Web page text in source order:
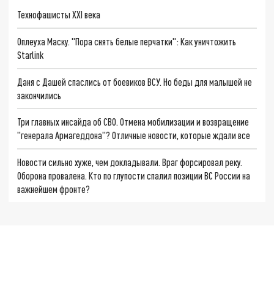
Технофашисты XXI века
Оплеуха Маску. "Пора снять белые перчатки": Как уничтожить
Starlink
Даня с Дашей спаслись от боевиков ВСУ. Но беды для малышей не
закончились
Три главных инсайда об СВО. Отмена мобилизации и возвращение
"генерала Армагеддона"? Отличные новости, которые ждали все
Новости сильно хуже, чем докладывали. Враг форсировал реку.
Оборона провалена. Кто по глупости спалил позиции ВС России на
важнейшем фронте?